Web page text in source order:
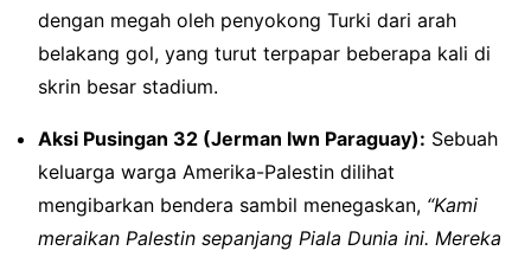
dengan megah oleh penyokong Turki dari arah
belakang gol, yang turut terpapar beberapa kali di
skrin besar stadium.
Aksi Pusingan 32 (Jerman lwn Paraguay): Sebuah
keluarga warga Amerika-Palestin dilihat
mengibarkan bendera sambil menegaskan, “Kami
meraikan Palestin sepanjang Piala Dunia ini. Mereka